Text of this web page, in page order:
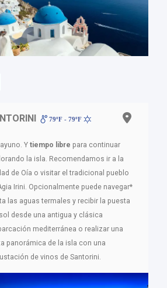
79ºF - 79ºF
Y tiempo libre para continuar
la isla. Recomendamos ir a la
de Oía o visitar el tradicional pueblo
Irini. Opcionalmente puede navegar*
las aguas termales y recibir la puesta
desde una antigua y clásica
mediterránea o realizar una
panorámica de la isla con una
de vinos de Santorini.